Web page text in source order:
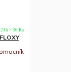
> 30 Ks